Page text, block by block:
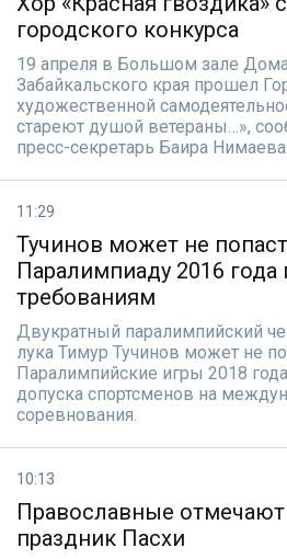
городского конкурса
19 апреля в Большом зале
Забайкальского края прошел
художественной
стареют душой ветераны…»,
пресс-секретарь Баира Нимаева.
11:29
Тучинов может не
Паралимпиаду 2016
требованиям
Двукратный паралимпийский
лука Тимур Тучинов может не
Паралимпийские игры 2018
допуска спортсменов на
соревнования.
10:13
Православные
праздник Пасхи